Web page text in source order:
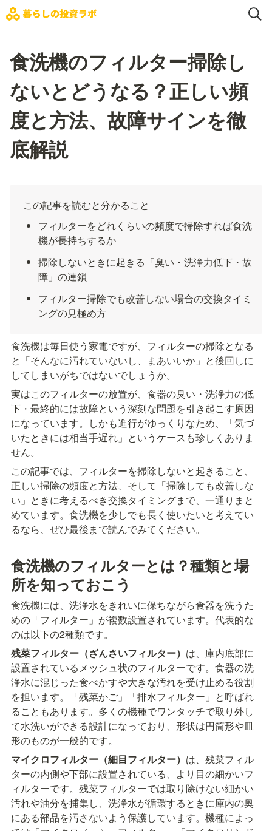
食洗機のフィルター掃除し
ないとどうなる？正しい頻
度と方法、故障サインを徹
底解説
この記事を読むと分かること
フィルターをどれくらいの頻度で掃除すれば食洗
機が長持ちするか
掃除しないときに起きる「臭い・洗浄力低下・故
障」の連鎖
フィルター掃除でも改善しない場合の交換タイミ
ングの見極め方
食洗機は毎日使う家電ですが、フィルターの掃除となる
と「そんなに汚れていないし、まあいいか」と後回しに
してしまいがちではないでしょうか。
実はこのフィルターの放置が、食器の臭い・洗浄力の低
下・最終的には故障という深刻な問題を引き起こす原因
になっています。しかも進行がゆっくりなため、「気づ
いたときには相当手遅れ」というケースも珍しくありま
せん。
この記事では、フィルターを掃除しないと起きること、
正しい掃除の頻度と方法、そして「掃除しても改善しな
い」ときに考えるべき交換タイミングまで、一通りまと
めています。食洗機を少しでも長く使いたいと考えてい
るなら、ぜひ最後まで読んでみてください。
食洗機のフィルターとは？種類と場
所を知っておこう
食洗機には、洗浄水をきれいに保ちながら食器を洗うた
めの「フィルター」が複数設置されています。代表的な
のは以下の2種類です。
残菜フィルター（ざんさいフィルター） は、庫内底部に
設置されているメッシュ状のフィルターです。食器の洗
浄水に混じった食べかすや大きな汚れを受け止める役割
を担います。「残菜かご」「排水フィルター」と呼ばれ
ることもあります。多くの機種でワンタッチで取り外し
て水洗いができる設計になっており、形状は円筒形や皿
形のものが一般的です。
マイクロフィルター（細目フィルター） は、残菜フィル
ターの内側や下部に設置されている、より目の細かいフ
ィルターです。残菜フィルターでは取り除けない細かい
汚れや油分を捕集し、洗浄水が循環するときに庫内の奥
にある部品を汚さないよう保護しています。機種によっ